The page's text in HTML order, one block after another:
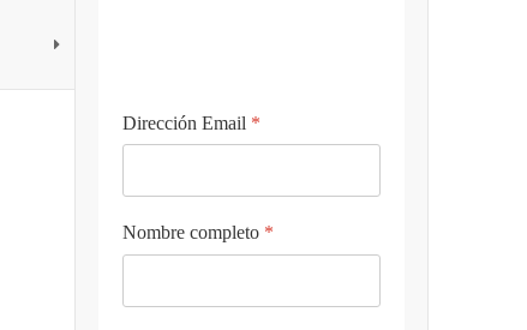
Dirección Email *
Nombre completo *